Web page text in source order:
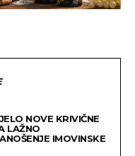
NOVE KRIVIČNE
LAŽNO
IMOVINSKE